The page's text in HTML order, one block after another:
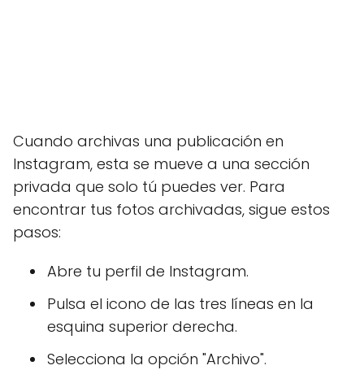
Cuando archivas una publicación en
Instagram, esta se mueve a una sección
privada que solo tú puedes ver. Para
encontrar tus fotos archivadas, sigue estos
pasos:
Abre tu perfil de Instagram.
Pulsa el icono de las tres líneas en la
esquina superior derecha.
Selecciona la opción "Archivo".